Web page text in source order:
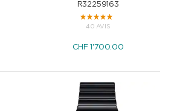
R32259163
40 AVIS
CHF1'700.00